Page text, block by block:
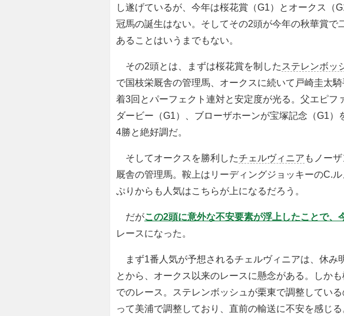
し遂げているが、今年は桜花賞（G1）とオークス（
冠馬の誕生はない。そしてその2頭が今年の秋華賞で
あることはいうまでもない。
その2頭とは、まずは桜花賞を制した ステレンボッ
で国枝栄厩舎の管理馬、オークスに続いて戸崎圭太
着3回とパーフェクト連対と安定度が光る。父エピフ
ダービー（G1）、ブローザホーンが宝塚記念（G1）
4勝と絶好調だ。
そしてオークスを勝利したチェルヴィニア もノー
厩舎の管理馬。鞍上はリーディングジョッキーのC.
ぷりからも人気はこちらが上になるだろう。
だがこの2頭に意外な不安要素が浮上したことで、
レースになった。
まず1番人気が予想されるチェルヴィニアは、休み
とから、オークス以来のレースに懸念がある。しか
でのレース。ステレンボッシュが栗東で調整してい
って美浦で調整しており、直前の輸送に不安を感じ